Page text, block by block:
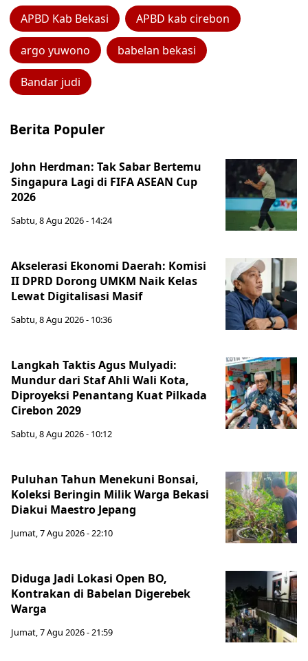
APBD Kab Bekasi APBD kab cirebon
argo yuwono babelan bekasi
Bandar judi
Berita Populer
John Herdman: Tak Sabar Bertemu
Singapura Lagi di FIFA ASEAN Cup
2026
Sabtu, 8 Agu 2026 - 14:24
Akselerasi Ekonomi Daerah: Komisi
II DPRD Dorong UMKM Naik Kelas
Lewat Digitalisasi Masif
Sabtu, 8 Agu 2026 - 10:36
Langkah Taktis Agus Mulyadi:
Mundur dari Staf Ahli Wali Kota,
Diproyeksi Penantang Kuat Pilkada
Cirebon 2029
Sabtu, 8 Agu 2026 - 10:12
Puluhan Tahun Menekuni Bonsai,
Koleksi Beringin Milik Warga Bekasi
Diakui Maestro Jepang
Jumat, 7 Agu 2026 - 22:10
Diduga Jadi Lokasi Open BO,
Kontrakan di Babelan Digerebek
Warga
Jumat, 7 Agu 2026 - 21:59